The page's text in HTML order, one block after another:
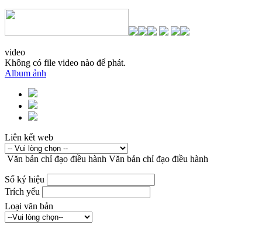
video
Không có file video nào để phát.
Album ảnh
Liên kết web
Văn bản chỉ đạo điều hành Văn bản chỉ đạo điều hành
Số ký hiệu
Trích yếu
Loại văn bản